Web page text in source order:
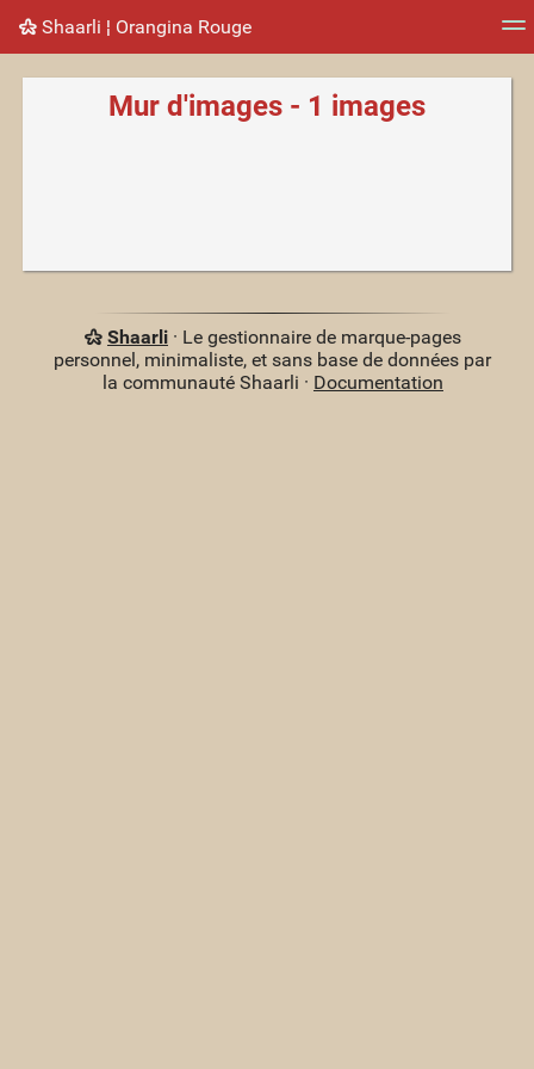
Shaarli ¦ Orangina Rouge
Nuage de tags Mur d'images Quotidien Flux
Mur d'images - 1 images
Shaarli· Le gestionnaire de marque-pages
personnel, minimaliste, et sans base de données par
la communauté Shaarli · Documentation